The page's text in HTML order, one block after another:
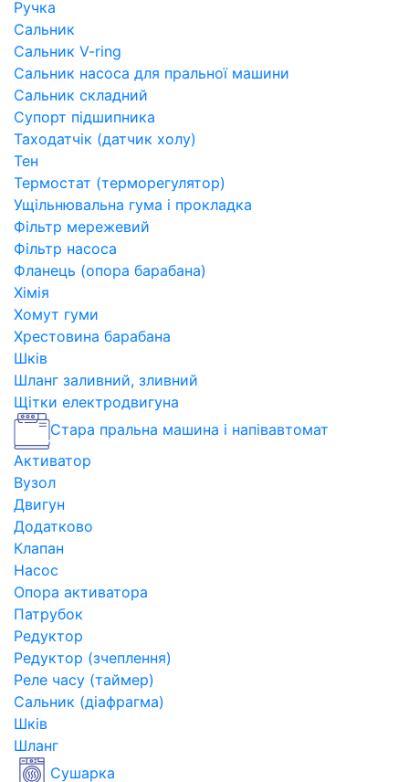
Ручка
Сальник
Сальник V-ring
Сальник насоса для пральної машини
Сальник складний
Супорт підшипника
Таходатчік (датчик холу)
Тен
Термостат (терморегулятор)
Ущільнювальна гума і прокладка
Фільтр мережевий
Фільтр насоса
Фланець (опора барабана)
Хімія
Хомут гуми
Хрестовина барабана
Шків
Шланг заливний, зливний
Щітки електродвигуна
Стара пральна машина і напівавтомат
Активатор
Вузол
Двигун
Додатково
Клапан
Насос
Опора активатора
Патрубок
Редуктор
Редуктор (зчеплення)
Реле часу (таймер)
Сальник (діафрагма)
Шків
Шланг
Сушарка